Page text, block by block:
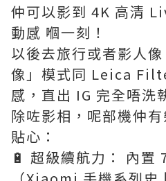
仲可以影到 4K 高清
動感 嗰一刻！
以後去旅行或者影人
像」模式同 Leica
感，直出 IG 完全唔洗
除咗影相，呢部機仲
貼心：
🔋 超級續航力： 內置